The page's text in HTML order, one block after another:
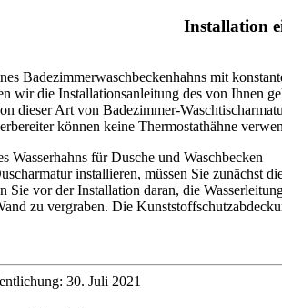
Installation
Badezimmerwaschbeckenhahns mit
wir die Installationsanleitung des von Ihnen
dieser Art von Badezimmer-
können keine Thermostathähne
Wasserhahns für Dusche und Waschbecken
installieren, müssen Sie zunächst
Sie vor der Installation daran, die
zu vergraben. Die
30. Juli 2021